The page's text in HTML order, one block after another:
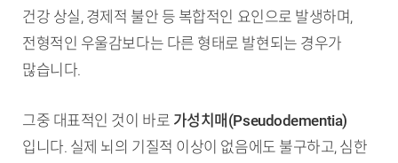
건강 상실, 경제적 불안 등 복합적인 요인으로 발생하며,
전형적인 우울감보다는 다른 형태로 발현되는 경우가
많습니다.
그중 대표적인 것이 바로 가성치매(Pseudodementia)
입니다. 실제 뇌의 기질적 이상이 없음에도 불구하고, 심한